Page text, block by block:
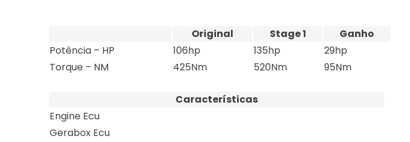
Original Stage 1
Ganho
Potência – HP
106hp 135hp
29hp
Torque – NM
425Nm 520Nm 95Nm
Características
Engine Ecu
Gerabox Ecu